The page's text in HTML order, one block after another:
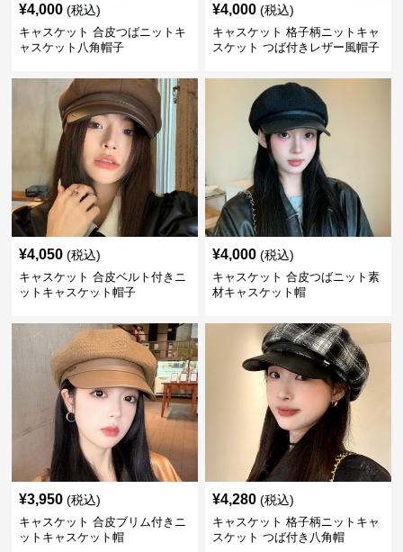
¥4,000 (税込)
キャスケット 合皮つばニットキ
ャスケット八角帽子
¥4,000 (税込)
キャスケット 格子柄ニットキャ
スケット つば付きレザー風帽子
¥4,050 (税込)
キャスケット 合皮ベルト付きニ
ットキャスケット帽子
¥4,000 (税込)
キャスケット 合皮つばニット素
材キャスケット帽
¥3,950 (税込)
キャスケット 合皮ブリム付きニ
ットキャスケット帽
¥4,280 (税込)
キャスケット 格子柄ニットキャ
スケット つば付き八角帽